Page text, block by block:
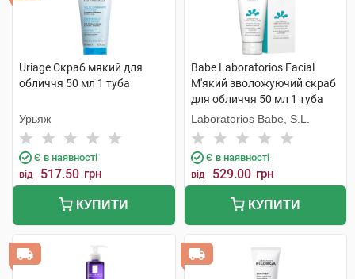
Uriage Скраб мякий для
обличчя 50 мл 1 туба
Урьяж
Є в наявності
від 517.50 грн
КУПИТИ
Babe Laboratorios Facial
М'який зволожуючий скраб
для обличчя 50 мл 1 туба
Laboratorios Babe, S.L.
Є в наявності
від 529.00 грн
КУПИТИ